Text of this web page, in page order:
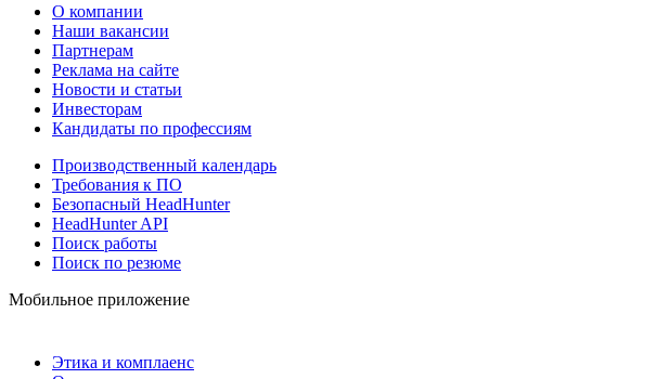
О компании
Наши вакансии
Партнерам
Реклама на сайте
Новости и статьи
Инвесторам
Кандидаты по профессиям
Производственный календарь
Требования к ПО
Безопасный HeadHunter
HeadHunter API
Поиск работы
Поиск по резюме
Мобильное приложение
Этика и комплаенс